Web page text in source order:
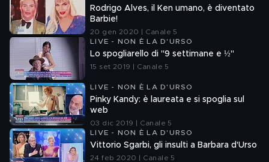
Rodrigo Alves, il Ken umano, è diventato
Barbie!
20 gen 2020 | Canale 5
LIVE - NON È LA D'URSO
Lo spogliarello di "9 settimane e ½"
15 set 2019 | Canale 5
LIVE - NON È LA D'URSO
Pinky Kandy: è laureata e si spoglia sul
web
03 dic 2019 | Canale 5
LIVE - NON È LA D'URSO
Vittorio Sgarbi, gli insulti a Barbara d'Urso
24 feb 2020 | Canale 5